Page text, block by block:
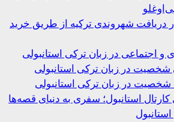
شهروندی ترکیه از طریق خرید
در زبان ترکی استانبولی
در زبان ترکی استانبولی
در زبان ترکی استانبولی
استانبول؛ سفری به دنیای قصه‌ها